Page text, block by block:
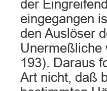
der
eingegangen
den Auslöser
Unermeßliche
193). Daraus
Art nicht, daß